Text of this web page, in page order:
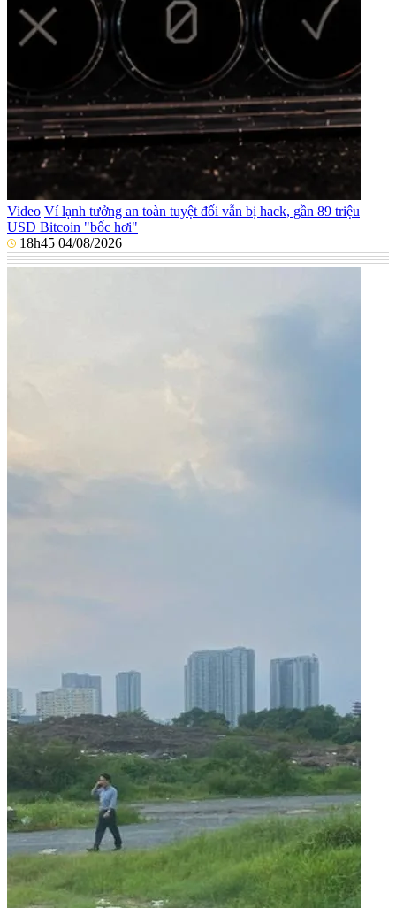
Video Ví lạnh tưởng an toàn tuyệt đối vẫn bị hack, gần 89 triệu
USD Bitcoin "bốc hơi"
18h45 04/08/2026